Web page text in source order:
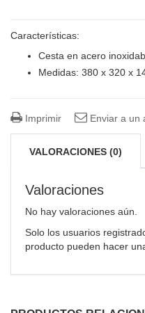
Características:
Cesta en acero
Medidas: 380 x 320 x
Imprimir Enviar a un
VALORACIONES (0)
Valoraciones
No hay valoraciones aún.
Solo los usuarios
producto pueden hacer